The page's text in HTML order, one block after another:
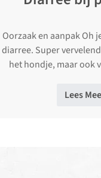
Oorzaak en aanpak Oh
diarree. Super
het hondje, maar ook
Lees